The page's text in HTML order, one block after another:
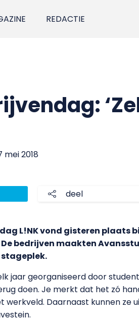
REDACTIE
mei 2018
deel
L!NK vond gisteren plaats
bedrijven maakten
jaar georganiseerd door
doen. Je merkt dat het zó
werkveld. Daarnaast kunnen ze